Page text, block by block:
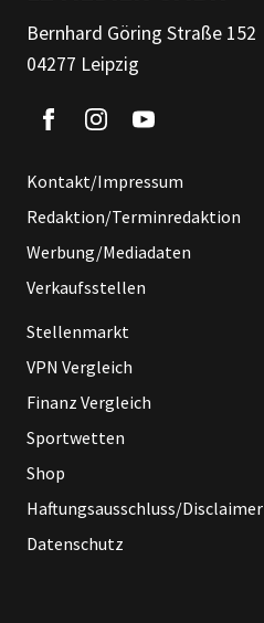
Bernhard Göring Straße 152
04277 Leipzig
Kontakt/Impressum
Redaktion/Terminredaktion
Werbung/Mediadaten
Verkaufsstellen
Stellenmarkt
VPN Vergleich
Finanz Vergleich
Sportwetten
Shop
Haftungsausschluss/Disclaimer
Datenschutz